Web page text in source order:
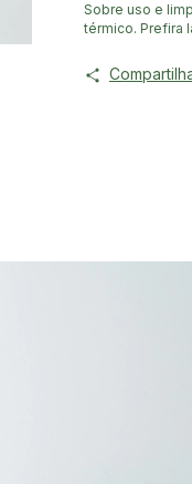
Sobre uso e
térmico. Prefira